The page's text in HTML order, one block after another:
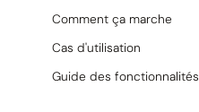
Comment ça marche
Cas d'utilisation
Guide des fonctionnalités